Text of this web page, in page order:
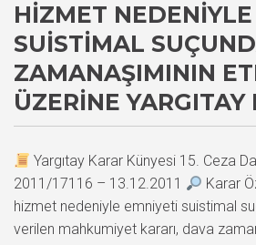
HIZMET
SUISTIMAL
ZAMANAŞIMININ
ÜZERINE YARGITAY
Yargıtay Karar Künyesi 15. Ceza
2011/17116 – 13.12.2011
Karar
hizmet nedeniyle emniyeti suistimal
verilen mahkumiyet kararı, dava